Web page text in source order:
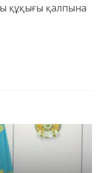
құқығы қалпына